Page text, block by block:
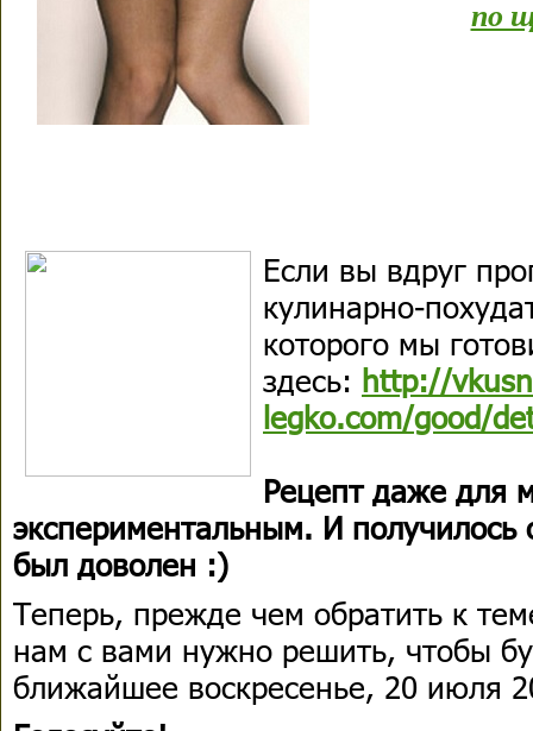
по
Если вы вдруг
кулинарно-
которого мы
здесь: http://
legko.com/good/
Рецепт даже для
экспериментальным. И
был доволен :)
Теперь, прежде чем обратить к
нам с вами нужно решить, чтобы
ближайшее воскресенье, 20 июля